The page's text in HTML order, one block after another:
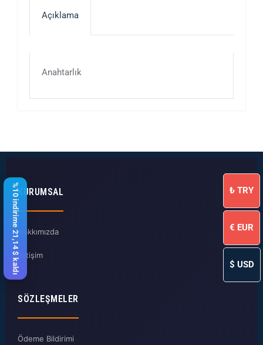
Açıklama
Anahtarlık
KURUMSAL
Hakkımızda
İletişim
SÖZLEŞMELER
Ödeme Bildirimi
%10 indirime 21,14 $ kaldı ₺ TRY
€ EUR
$ USD